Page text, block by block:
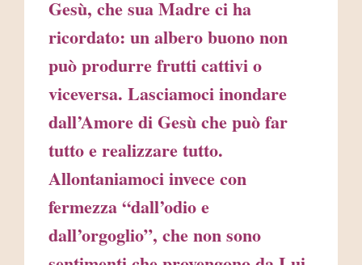
Gesù, che sua Madre ci ha
ricordato: un albero buono non
può produrre frutti cattivi o
viceversa. Lasciamoci inondare
dall’Amore di Gesù che può far
tutto e realizzare tutto.
Allontaniamoci invece con
fermezza “dall’odio e
dall’orgoglio”, che non sono